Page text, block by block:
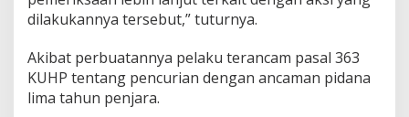
dilakukannya tersebut,” tuturnya.
Akibat perbuatannya pelaku terancam pasal 363
KUHP tentang pencurian dengan ancaman pidana
lima tahun penjara.